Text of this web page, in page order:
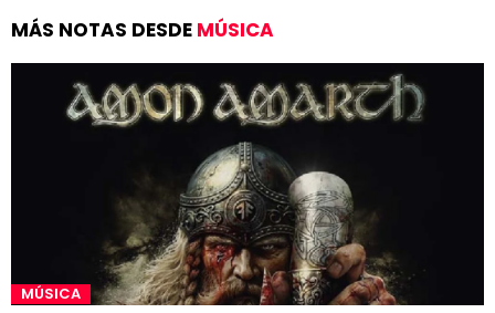
MÁS NOTAS DESDE MÚSICA
MÚSICA